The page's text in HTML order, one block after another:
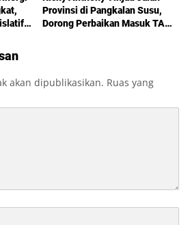
Provinsi di Pangkalan Susu,
Dorong Perbaikan Masuk TA
akan dipublikasikan. Ruas yang